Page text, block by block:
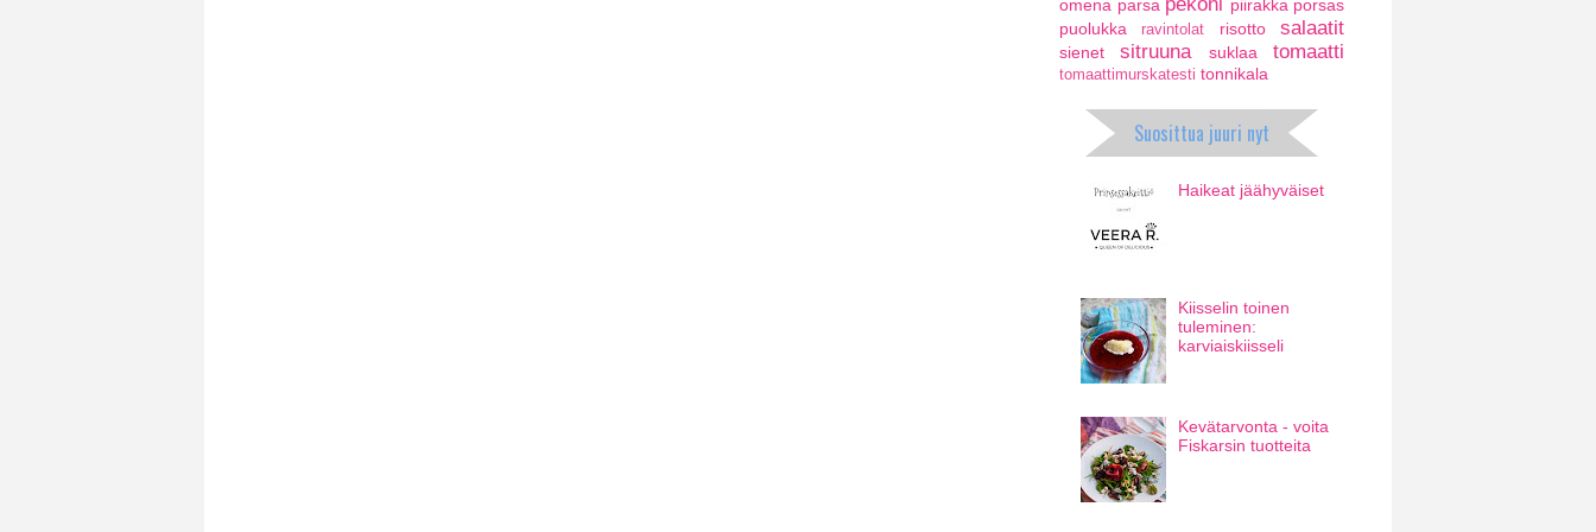
omena parsa piirakka porsas
puolukka
ravintolat risotto salaatit
sienet sitruuna suklaa tomaatti
tomaattimurskatesti tonnikala
Suosittua juuri nyt
Haikeat jäähyväiset
Kiisselin toinen
tuleminen:
karviaiskiisseli
Kevätarvonta - voita
Fiskarsin tuotteita